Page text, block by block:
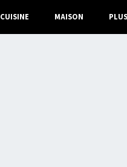
CUISINE MAISON PLUS